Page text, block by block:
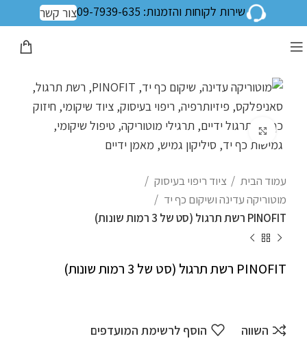
שירות לקוחות והזמנות: 09-7939-635 צור קשר
לחצו להגדלה
עמוד הבית
ציוד ריפוי בעיסוק
מוטוריקה עדינה ושיקום כף יד
PINOFIT רשת תרגול (סט של 3 רמות שונות)
PINOFIT רשת תרגול (סט של 3 רמות שונות)
השווה הוסף לרשימת המועדפים